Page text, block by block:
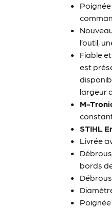
l’outil,
Fiable
est
largeur
M-
STIHL
Livrée
bords